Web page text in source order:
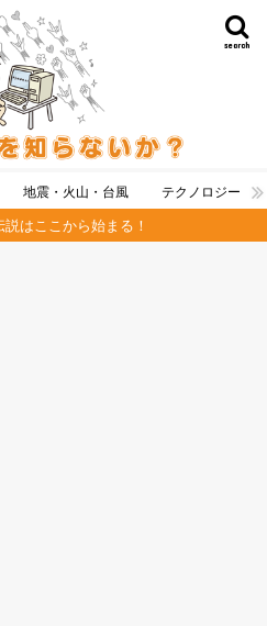
search
地震・火山・台風 テクノロジー
はここから始まる！